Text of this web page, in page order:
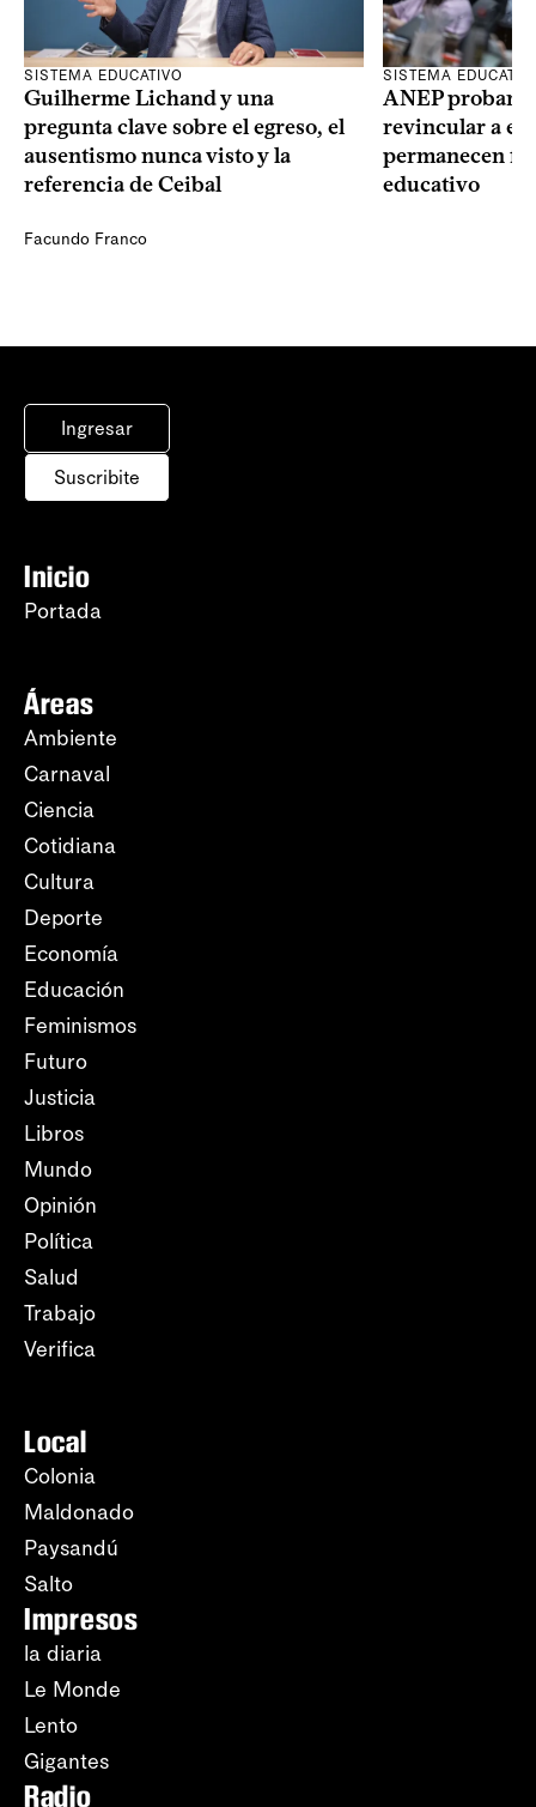
SISTEMA EDUCATIVO
Guilherme Lichand y una
pregunta clave sobre el egreso, el
ausentismo nunca visto y la
referencia de Ceibal
Facundo Franco
SISTEMA
ANEP probará
revincular a
permanecen
educativo
Ingresar
Suscribite
Inicio
Portada
Áreas
Ambiente
Carnaval
Ciencia
Cotidiana
Cultura
Deporte
Economía
Educación
Feminismos
Futuro
Justicia
Libros
Mundo
Opinión
Política
Salud
Trabajo
Verifica
Local
Colonia
Maldonado
Paysandú
Salto
Impresos
la diaria
Le Monde
Lento
Gigantes
Radio